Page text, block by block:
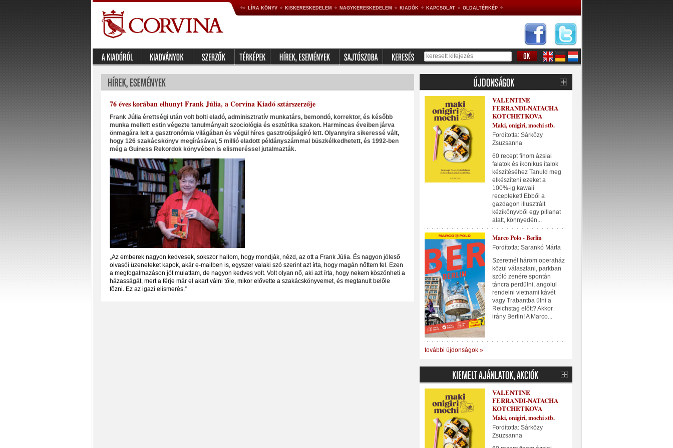
LÍRA KÖNYV KISKERESKEDELEM NAGYKERESKEDELEM KIADÓK KAPCSOLAT OLDALTÉRKÉP
76 éves korában elhunyt Frank Júlia, a Corvina Kiadó sztárszerzője
Frank Júlia érettségi után volt bolti eladó, adminisztratív munkatárs, bemondó, korrektor, és később
munka mellett estin végezte tanulmányait szociológia és esztétika szakon. Harmincas éveiben járva
önmagára lelt a gasztronómia világában és végül híres gasztroújságíró lett. Olyannyira sikeressé vált,
hogy 126 szakácskönyv megírásával, 5 millió eladott példányszámmal büszkélkedhetett, és 1992-ben
még a Guiness Rekordok könyvében is elismeréssel jutalmazták.
„Az emberek nagyon kedvesek, sokszor hallom, hogy mondják, nézd, az ott a Frank Júlia. És nagyon jóleső
olvasói üzeneteket kapok, akár e-mailben is, egyszer valaki szó szerint azt írta, hogy magán nőttem fel. Ezen
a megfogalmazáson jót mulattam, de nagyon kedves volt. Volt olyan nő, aki azt írta, hogy nekem köszönheti a
házasságát, mert a férje már el akart válni tőle, mikor elővette a szakácskönyvemet, és megtanult belőle
főzni. Ez az igazi elismerés.”
VALENTINE
FERRANDI-NATACHA
KOTCHETKOVA
Maki, onigiri, mochi stb.
Fordította: Sárközy
Zsuzsanna
60 recept finom ázsiai
falatok és ikonikus italok
készítéséhez Tanuld meg
elkészíteni ezeket a
100%-ig kawaii
recepteket! Ebből a
gazdagon illusztrált
kézikönyvből egy pillanat
alatt, könnyedén...
Marco Polo - Berlin
Fordította: Sarankó Márta
Szeretnél három operaház
közül választani, parkban
szóló zenére spontán
táncra perdülni, angolul
rendelni vietnami kávét
vagy Trabantba ülni a
Reichstag előtt? Akkor
irány Berlin! A Marco...
további újdonságok »
VALENTINE
FERRANDI-NATACHA
KOTCHETKOVA
Maki, onigiri, mochi stb.
Fordította: Sárközy
Zsuzsanna